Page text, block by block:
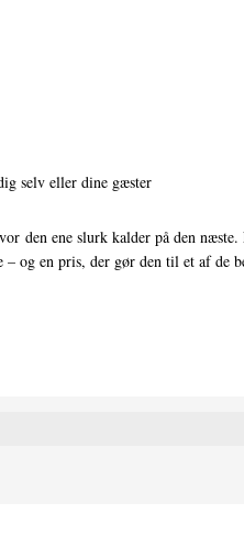
selv eller dine gæster
den ene slurk kalder på den næste.
– og en pris, der gør den til et af de